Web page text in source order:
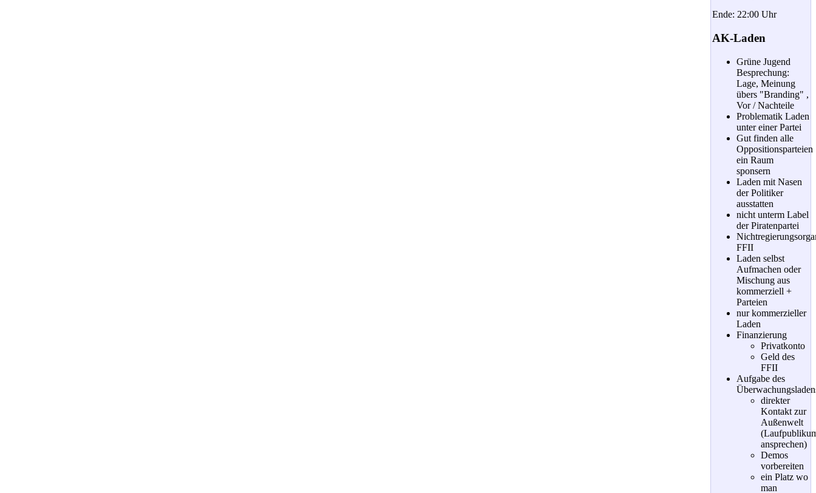
Ende: 22:00 Uhr
AK-Laden
Grüne Jugend
Besprechung:
Lage, Meinung
übers "Branding" ,
Vor / Nachteile
Problematik Laden
unter einer Partei
Gut finden alle
Oppositionsparteien
ein Raum
sponsern
Laden mit Nasen
der Politiker
ausstatten
nicht unterm Label
der Piratenpartei
FFII
Laden selbst
Aufmachen oder
Mischung aus
kommerziell +
Parteien
nur kommerzieller
Laden
Finanzierung
Privatkonto
Geld des
FFII
Aufgabe des
direkter
Kontakt zur
Außenwelt
ansprechen)
Demos
vorbereiten
ein Platz wo
man